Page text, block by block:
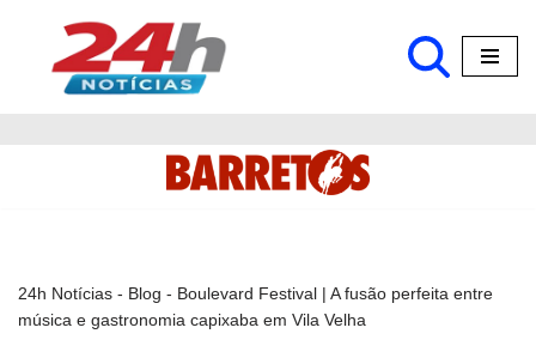
Pular
24h Notícias - Blog - Boulevard Festival | A fusão perfeita entre
música e gastronomia capixaba em Vila Velha